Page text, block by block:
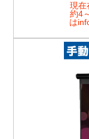
現在
約4
は